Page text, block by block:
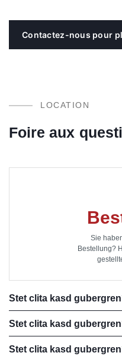
Contactez-nous pour
LOCATION
Foire aux
Sie
Bestellung?
Stet clita kasd
Stet clita kasd gubergren,
Stet clita kasd
Stet clita kasd gubergren,
Stet clita kasd